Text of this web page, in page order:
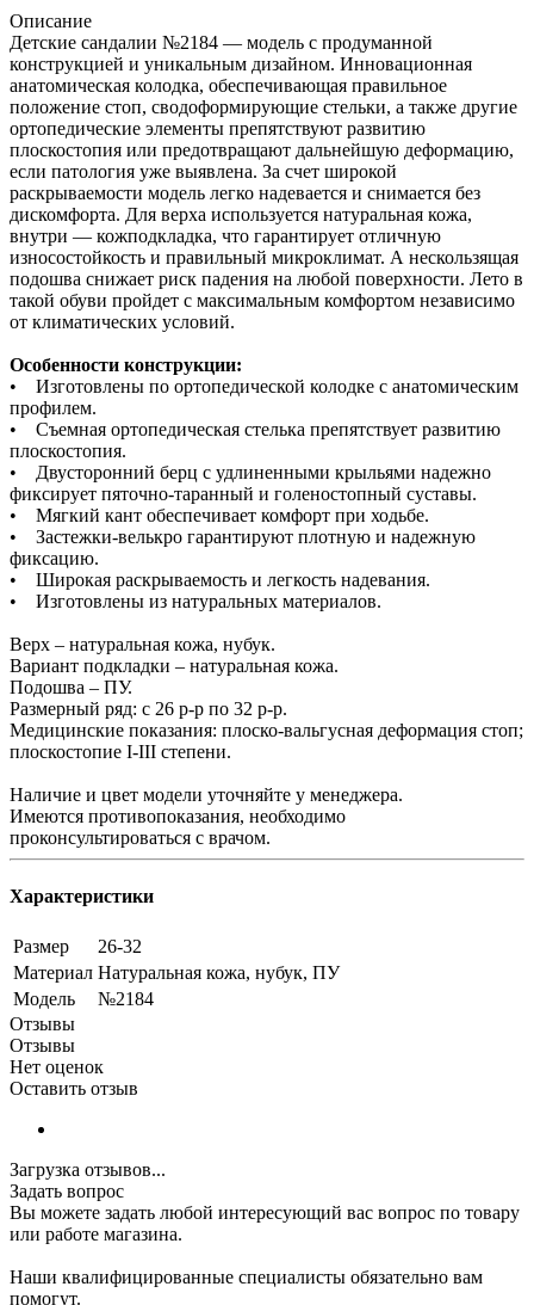
Описание
Детские сандалии №2184 — модель с продуманной
конструкцией и уникальным дизайном. Инновационная
анатомическая колодка, обеспечивающая правильное
положение стоп, сводоформирующие стельки, а также другие
ортопедические элементы препятствуют развитию
плоскостопия или предотвращают дальнейшую деформацию,
если патология уже выявлена. За счет широкой
раскрываемости модель легко надевается и снимается без
дискомфорта. Для верха используется натуральная кожа,
внутри — кожподкладка, что гарантирует отличную
износостойкость и правильный микроклимат. А нескользящая
подошва снижает риск падения на любой поверхности. Лето в
такой обуви пройдет с максимальным комфортом независимо
от климатических условий.
Особенности конструкции:
• Изготовлены по ортопедической колодке с анатомическим
профилем.
• Съемная ортопедическая стелька препятствует развитию
плоскостопия.
• Двусторонний берц с удлиненными крыльями надежно
фиксирует пяточно-таранный и голеностопный суставы.
• Мягкий кант обеспечивает комфорт при ходьбе.
• Застежки-велькро гарантируют плотную и надежную
фиксацию.
• Широкая раскрываемость и легкость надевания.
• Изготовлены из натуральных материалов.
Верх – натуральная кожа, нубук.
Вариант подкладки – натуральная кожа.
Подошва – ПУ.
Размерный ряд: с 26 р-р по 32 р-р.
Медицинские показания: плоско-вальгусная деформация стоп;
плоскостопие I-III степени.
Наличие и цвет модели уточняйте у менеджера.
Имеются противопоказания, необходимо
проконсультироваться с врачом.
Характеристики
Размер
26-32
Материал Натуральная кожа, нубук, ПУ
Модель
№2184
Отзывы
Отзывы
Нет оценок
Оставить отзыв
Загрузка отзывов...
Задать вопрос
Вы можете задать любой интересующий вас вопрос по товару
или работе магазина.
Наши квалифицированные специалисты обязательно вам
помогут.